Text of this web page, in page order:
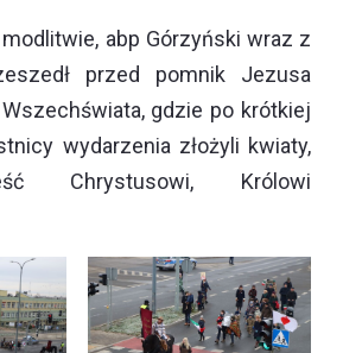
abp Górzyński wraz z
przed pomnik Jezusa
gdzie po krótkiej
wydarzenia złożyli kwiaty,
Chrystusowi, Królowi